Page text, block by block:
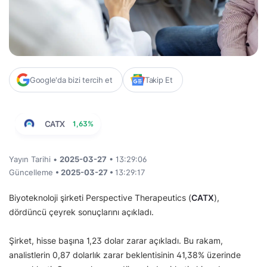
Google'da bizi tercih et Takip Et
CATX 1,63%
Yayın Tarihi • 2025-03-27 • 13:29:06
Güncelleme • 2025-03-27 • 13:29:17
Biyoteknoloji şirketi Perspective Therapeutics (CATX),
dördüncü çeyrek sonuçlarını açıkladı.
Şirket, hisse başına 1,23 dolar zarar açıkladı. Bu rakam,
analistlerin 0,87 dolarlık zarar beklentisinin 41,38% üzerinde